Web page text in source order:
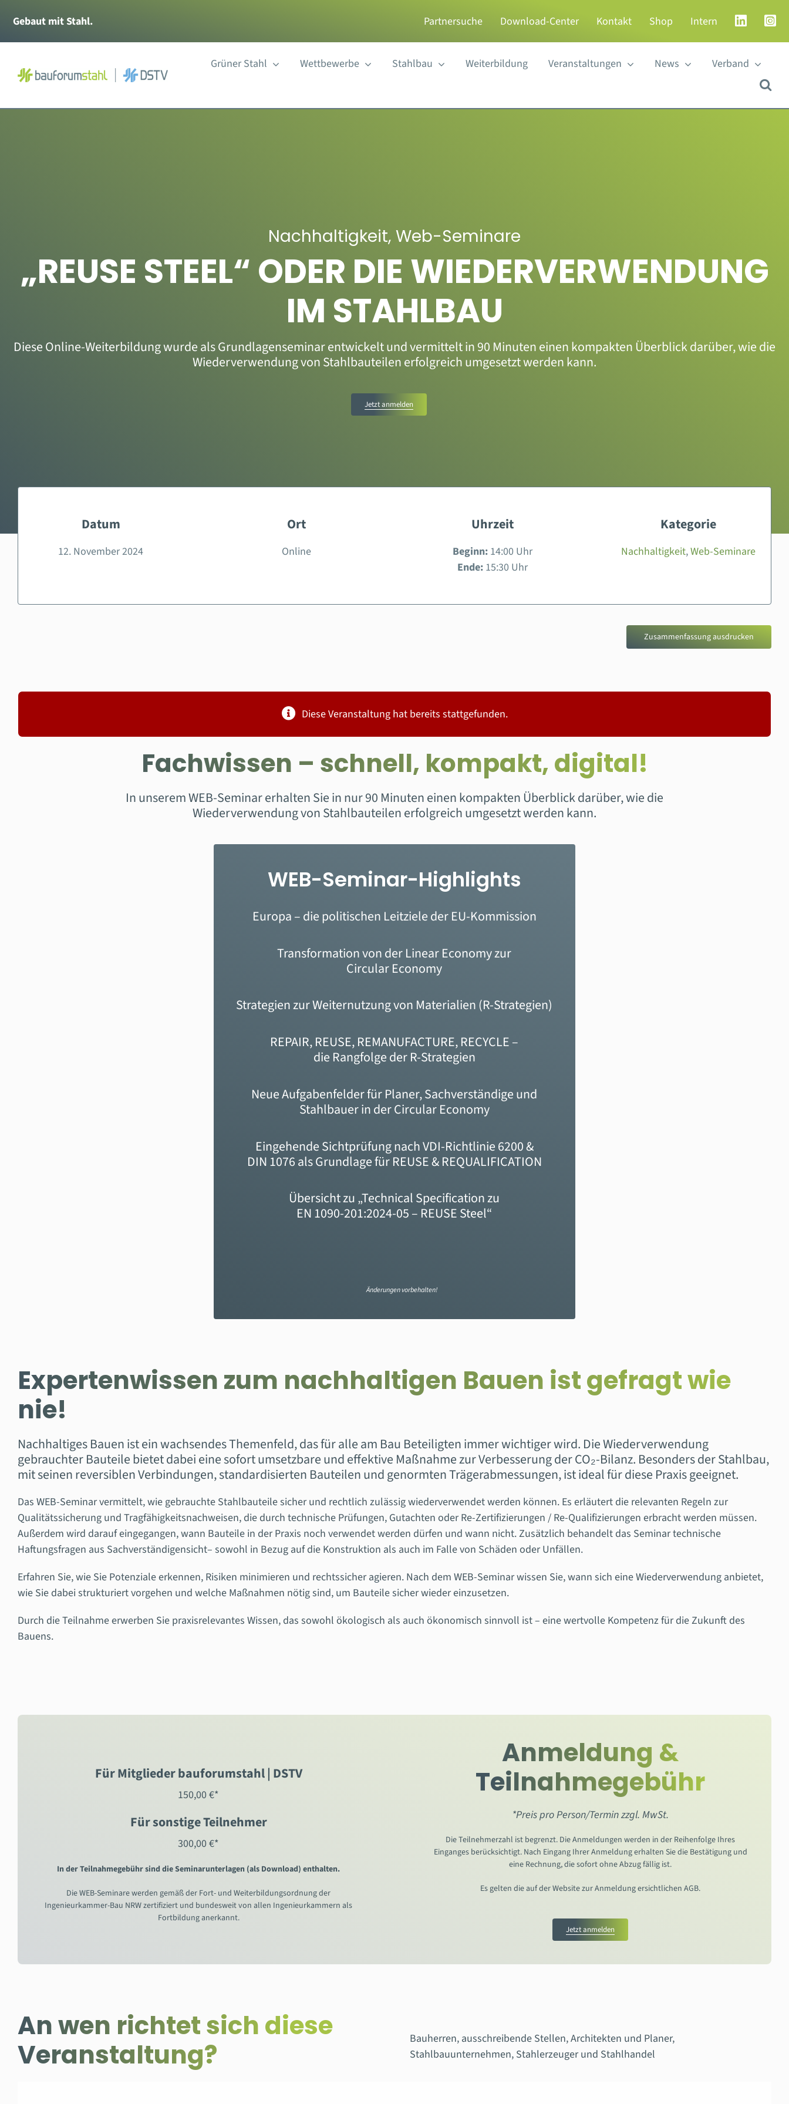
Inhalt
springen
Gebaut mit Stahl. Partnersuche Download-Center Kontakt Shop Intern
Grüner Stahl Wettbewerbe Stahlbau Weiterbildung Veranstaltungen News Verband
Nachhaltigkeit, Web-Seminare
„REUSE STEEL“ ODER DIE WIEDERVERWENDUNG
IM STAHLBAU
Diese Online-Weiterbildung wurde als Grundlagenseminar entwickelt und vermittelt in 90 Minuten einen kompakten Überblick darüber, wie die
Wiederverwendung von Stahlbauteilen erfolgreich umgesetzt werden kann.
Jetzt anmelden
Datum
12. November 2024
Ort
Online
Uhrzeit
Beginn: 14:00 Uhr
Ende: 15:30 Uhr
Kategorie
Nachhaltigkeit,Web-Seminare
Zusammenfassung ausdrucken
Diese Veranstaltung hat bereits stattgefunden.
Fachwissen – schnell, kompakt, digital!
In unserem WEB-Seminar erhalten Sie in nur 90 Minuten einen kompakten Überblick darüber, wie die
Wiederverwendung von Stahlbauteilen erfolgreich umgesetzt werden kann.
WEB-Seminar-Highlights
Europa – die politischen Leitziele der EU-Kommission
Transformation von der Linear Economy zur
CircularEconomy
Strategien zur Weiternutzung von Materialien (R-Strategien)
REPAIR, REUSE, REMANUFACTURE, RECYCLE –
die Rangfolge der R-Strategien
Neue Aufgabenfelder für Planer, Sachverständige und
Stahlbauer in der Circular Economy
Eingehende Sichtprüfung nach VDI-Richtlinie 6200 &
DIN 1076 als Grundlage für REUSE & REQUALIFICATION
Übersicht zu „Technical Specification zu
EN 1090-201:2024-05 – REUSE Steel“
Änderungen vorbehalten!
Expertenwissen zum nachhaltigen Bauen ist gefragt wie
nie!
Nachhaltiges Bauen ist ein wachsendes Themenfeld, das für alle am Bau Beteiligten immer wichtiger wird. Die Wiederverwendung
gebrauchter Bauteile bietet dabei eine sofort umsetzbare und effektive Maßnahme zur Verbesserung der CO₂-Bilanz. Besonders der Stahlbau,
mit seinen reversiblen Verbindungen, standardisierten Bauteilen und genormten Trägerabmessungen, ist ideal für diese Praxis geeignet.
Das WEB-Seminar vermittelt, wie gebrauchte Stahlbauteile sicher und rechtlich zulässig wiederverwendet werden können. Es erläutert die relevanten Regeln zur
Qualitätssicherung und Tragfähigkeitsnachweisen, die durch technische Prüfungen, Gutachten oder Re-Zertifizierungen / Re-Qualifizierungen erbracht werden müssen.
Außerdem wird darauf eingegangen, wann Bauteile in der Praxis noch verwendet werden dürfen und wann nicht. Zusätzlich behandelt das Seminar technische
Haftungsfragen aus Sachverständigensicht– sowohl in Bezug auf die Konstruktion als auch im Falle von Schäden oder Unfällen.
Erfahren Sie, wie Sie Potenziale erkennen, Risiken minimieren und rechtssicher agieren. Nach dem WEB-Seminar wissen Sie, wann sich eine Wiederverwendung anbietet,
wie Sie dabei strukturiert vorgehen und welche Maßnahmen nötig sind, um Bauteile sicher wieder einzusetzen.
Durch die Teilnahme erwerben Sie praxisrelevantes Wissen, das sowohl ökologisch als auch ökonomisch sinnvoll ist – eine wertvolle Kompetenz für die Zukunft des
Bauens.
Für Mitglieder bauforumstahl | DSTV
150,00 €*
Für sonstige Teilnehmer
300,00 €*
In der Teilnahmegebühr sind die Seminarunterlagen (als Download) enthalten.
Die WEB-Seminare werden gemäß der Fort- und Weiterbildungsordnung der
Ingenieurkammer-Bau NRW zertifiziert und bundesweit von allen Ingenieurkammern als
Fortbildung anerkannt.
Anmeldung &
Teilnahmegebühr
*Preis pro Person/Termin zzgl. MwSt.
Die Teilnehmerzahl ist begrenzt. Die Anmeldungen werden in der Reihenfolge Ihres
Einganges berücksichtigt. Nach Eingang Ihrer Anmeldung erhalten Sie die Bestätigung und
eine Rechnung, die sofort ohne Abzug fällig ist.
Es gelten die auf der Website zur Anmeldung ersichtlichen AGB.
Jetzt anmelden
An wen richtet sich diese
Veranstaltung?
Bauherren, ausschreibende Stellen, Architekten und Planer,
Stahlbauunternehmen, Stahlerzeuger und Stahlhandel